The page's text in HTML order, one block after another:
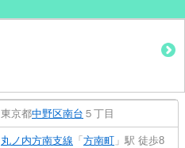
東京都中野区南台 ５丁目
丸ノ内方南支線 「 方南町 」駅 徒歩8